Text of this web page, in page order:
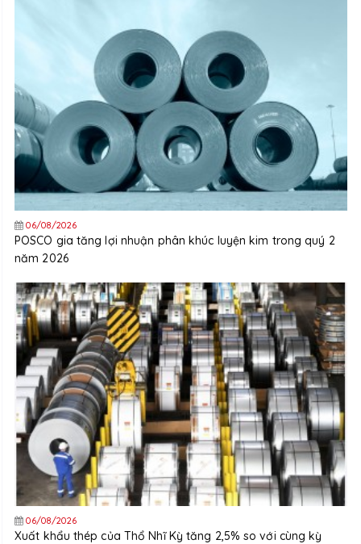
06/08/2026
POSCO gia tăng lợi nhuận phân khúc luyện kim trong quý 2
năm 2026
06/08/2026
Xuất khẩu thép của Thổ Nhĩ Kỳ tăng 2,5% so với cùng kỳ